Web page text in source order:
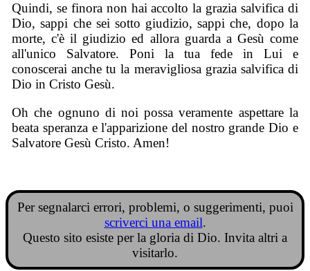
Quindi, se finora non hai accolto la grazia salvifica di
Dio, sappi che sei sotto giudizio, sappi che, dopo la
morte, c'è il giudizio ed allora guarda a Gesù come
all'unico Salvatore. Poni la tua fede in Lui e
conoscerai anche tu la meravigliosa grazia salvifica di
Dio in Cristo Gesù.
Oh che ognuno di noi possa veramente aspettare la
beata speranza e l'apparizione del nostro grande Dio e
Salvatore Gesù Cristo. Amen!
Per segnalarci errori, problemi, o suggerimenti, puoi
scriverci una email.
Questo sito esiste per la gloria di Dio. Invita altri a
visitarlo.